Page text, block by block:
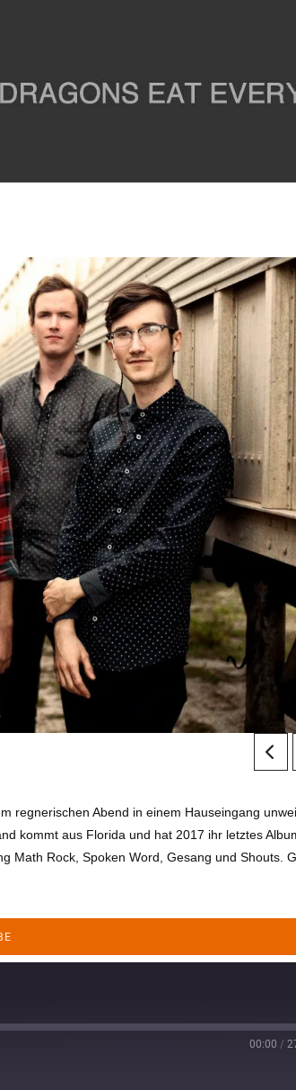
regnerischen Abend in einem Hauseingang
kommt aus Florida und hat 2017 ihr letztes
Math Rock, Spoken Word, Gesang und Shouts.
00:00 /